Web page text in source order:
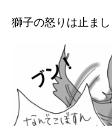
獅子の怒りは止まし